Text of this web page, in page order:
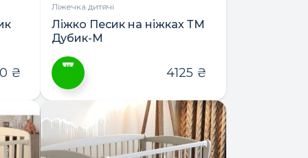
₴
Ліжечка дитячі
Ліжко Песик на ніжках ТМ
Дубик-М
має
кілька
4125 ₴